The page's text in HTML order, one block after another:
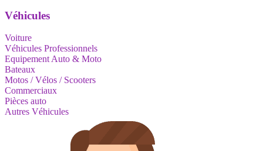
Véhicules
Voiture
Véhicules Professionnels
Equipement Auto & Moto
Bateaux
Motos / Vélos / Scooters
Commerciaux
Pièces auto
Autres Véhicules